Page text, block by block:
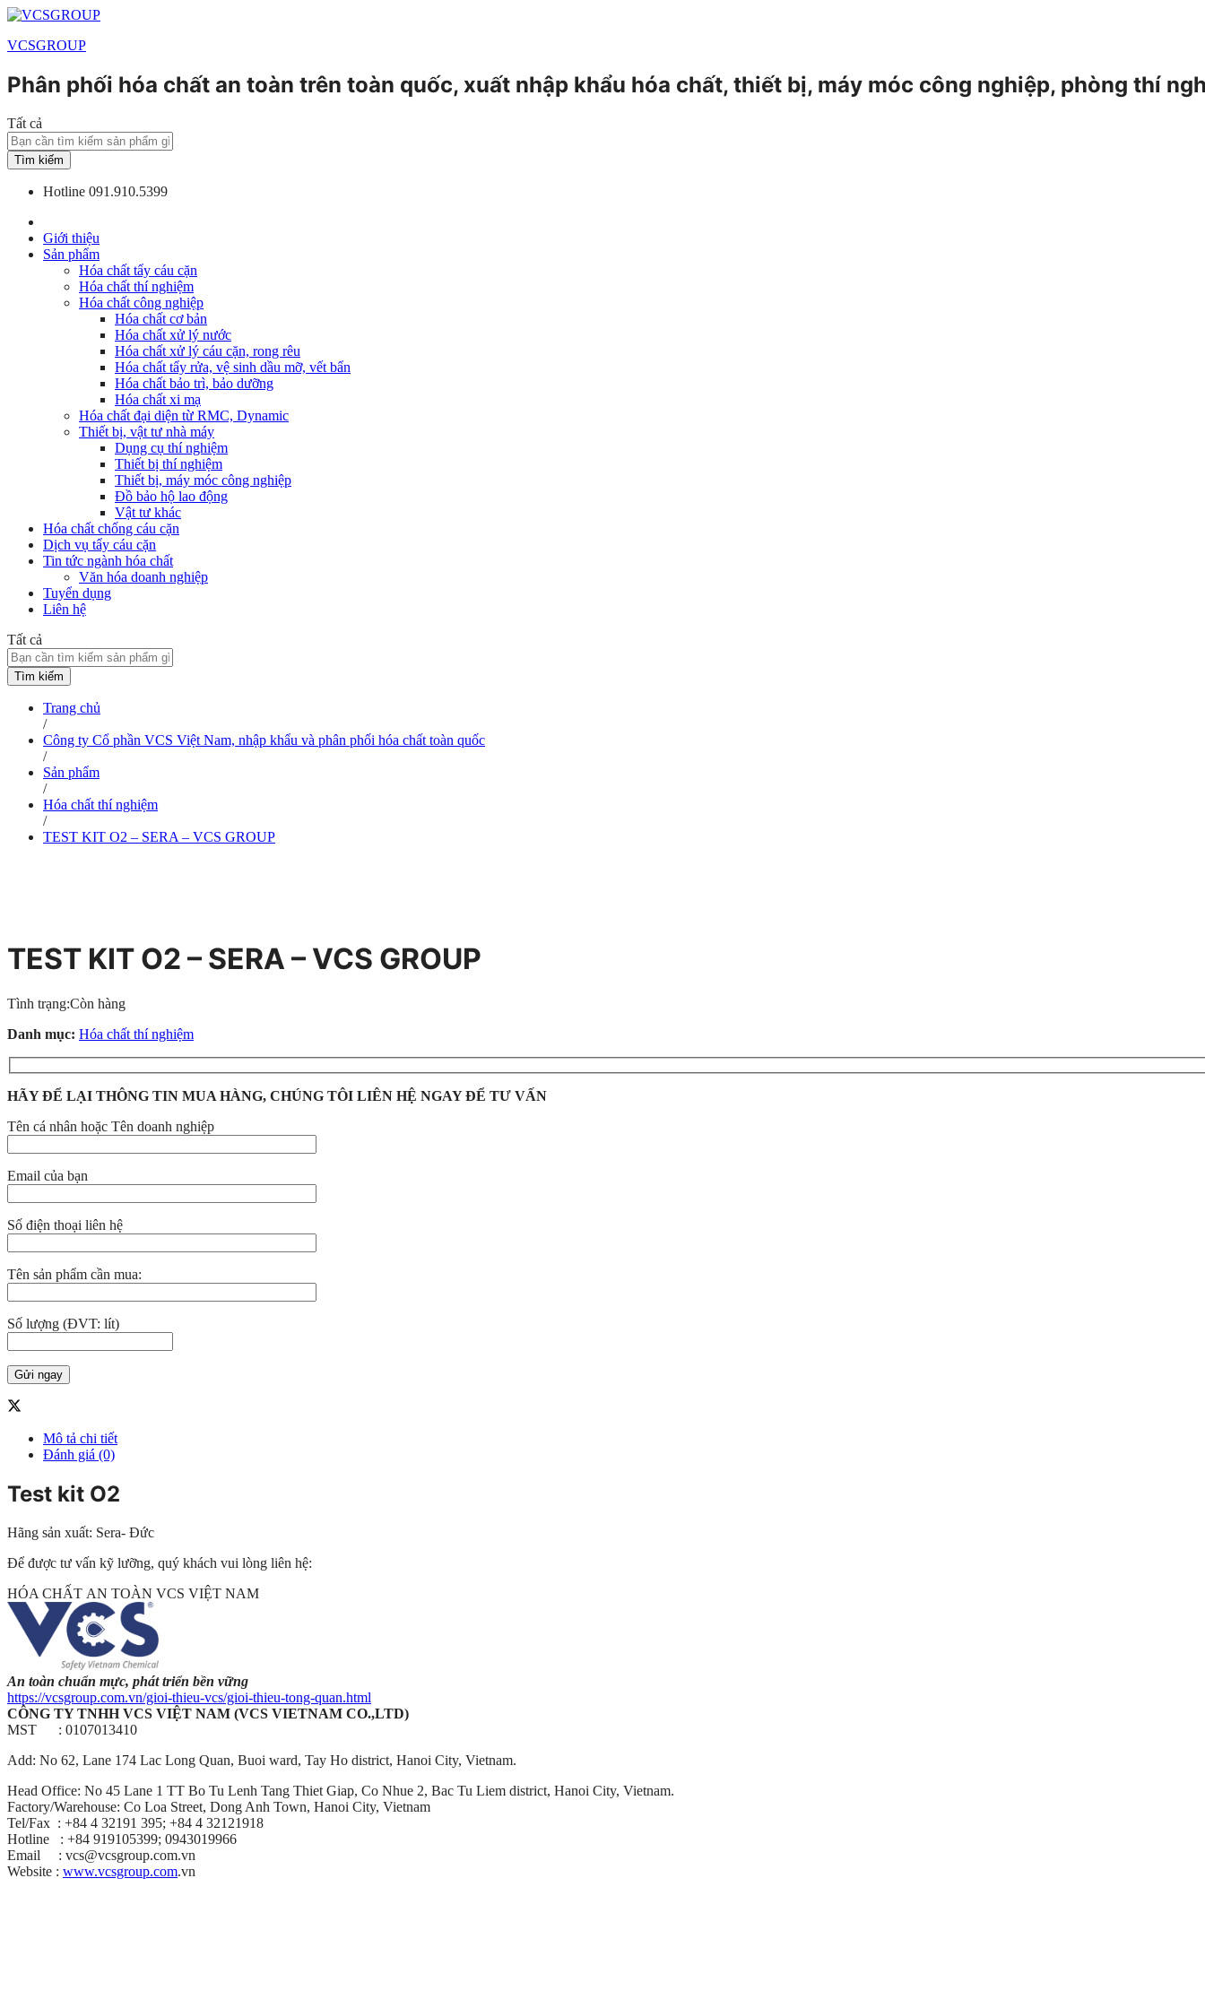
VCSGROUP
Phân phối hóa chất an toàn trên toàn quốc, xuất nhập khẩu hóa chất, thiết bị, máy móc công nghiệp, phòng thí
Tất cả
Tìm kiếm
Hotline 091.910.5399
Giới thiệu
Sản phẩm
Hóa chất tẩy cáu cặn
Hóa chất thí nghiệm
Hóa chất công nghiệp
Hóa chất cơ bản
Hóa chất xử lý nước
Hóa chất xử lý cáu cặn, rong rêu
Hóa chất tẩy rửa, vệ sinh dầu mỡ, vết bẩn
Hóa chất bảo trì, bảo dưỡng
Hóa chất xi mạ
Hóa chất đại diện từ RMC, Dynamic
Thiết bị, vật tư nhà máy
Dụng cụ thí nghiệm
Thiết bị thí nghiệm
Thiết bị, máy móc công nghiệp
Đồ bảo hộ lao động
Vật tư khác
Hóa chất chống cáu cặn
Dịch vụ tẩy cáu cặn
Tin tức ngành hóa chất
Văn hóa doanh nghiệp
Tuyển dụng
Liên hệ
Tất cả
Tìm kiếm
Trang chủ
/
Công ty Cổ phần VCS Việt Nam, nhập khẩu và phân phối hóa chất toàn quốc
/
Sản phẩm
/
Hóa chất thí nghiệm
/
TEST KIT O2 – SERA – VCS GROUP
TEST KIT O2 – SERA – VCS GROUP
Tình trạng:Còn hàng
Danh mục: Hóa chất thí nghiệm
HÃY ĐỂ LẠI THÔNG TIN MUA HÀNG, CHÚNG TÔI LIÊN HỆ NGAY ĐỂ TƯ VẤN
Tên cá nhân hoặc Tên doanh nghiệp
Email của bạn
Số điện thoại liên hệ
Tên sản phẩm cần mua:
Số lượng (ĐVT: lít)
Mô tả chi tiết
Đánh giá (0)
Test kit O2
Hãng sản xuất: Sera- Đức
Để được tư vấn kỹ lưỡng, quý khách vui lòng liên hệ:
HÓA CHẤT AN TOÀN VCS VIỆT NAM
An toàn chuẩn mực, phát triển bền vững
https://vcsgroup.com.vn/gioi-thieu-vcs/gioi-thieu-tong-quan.html
CÔNG TY TNHH VCS VIỆT NAM (VCS VIETNAM CO.,LTD)
MST : 0107013410
Add: No 62, Lane 174 Lac Long Quan, Buoi ward, Tay Ho district, Hanoi City, Vietnam.
Head Office: No 45 Lane 1 TT Bo Tu Lenh Tang Thiet Giap, Co Nhue 2, Bac Tu Liem district, Hanoi City, Vietnam.
Factory/Warehouse: Co Loa Street, Dong Anh Town, Hanoi City, Vietnam
Tel/Fax : +84 4 32191 395; +84 4 32121918
Hotline : +84 919105399; 0943019966
Email : vcs@vcsgroup.com.vn
Website : www.vcsgroup.com.vn